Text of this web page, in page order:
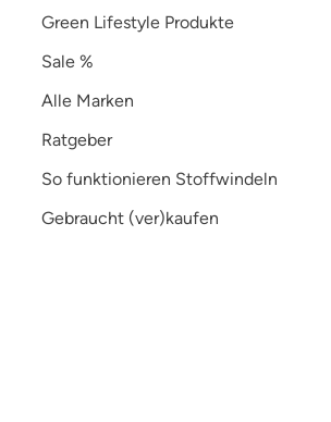
Green Lifestyle Produkte
Sale %
Alle Marken
Ratgeber
So funktionieren Stoffwindeln
Gebraucht (ver)kaufen